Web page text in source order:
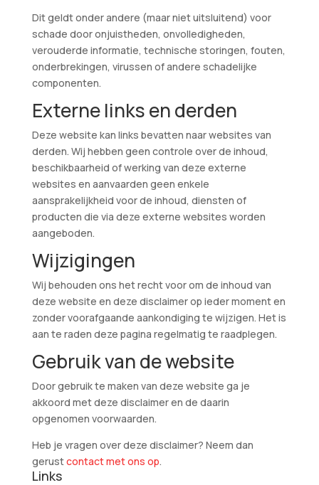
Dit geldt onder andere (maar niet uitsluitend) voor
schade door onjuistheden, onvolledigheden,
verouderde informatie, technische storingen, fouten,
onderbrekingen, virussen of andere schadelijke
componenten.
Externe links en derden
Deze website kan links bevatten naar websites van
derden. Wij hebben geen controle over de inhoud,
beschikbaarheid of werking van deze externe
websites en aanvaarden geen enkele
aansprakelijkheid voor de inhoud, diensten of
producten die via deze externe websites worden
aangeboden.
Wijzigingen
Wij behouden ons het recht voor om de inhoud van
deze website en deze disclaimer op ieder moment en
zonder voorafgaande aankondiging te wijzigen. Het is
aan te raden deze pagina regelmatig te raadplegen.
Gebruik van de website
Door gebruik te maken van deze website ga je
akkoord met deze disclaimer en de daarin
opgenomen voorwaarden.
Heb je vragen over deze disclaimer? Neem dan
gerustcontact met ons op.
Links